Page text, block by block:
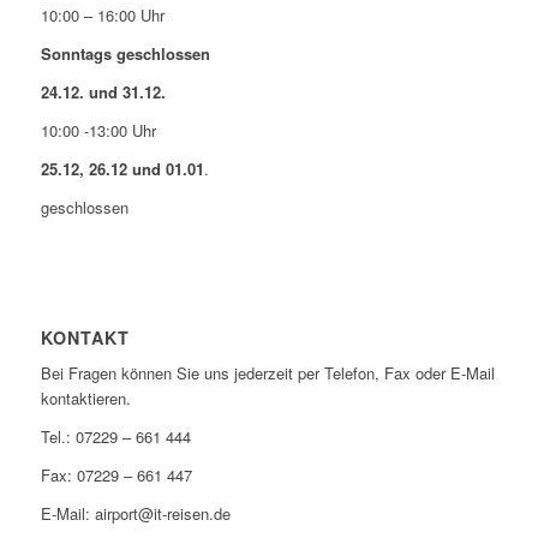
10:00 – 16:00 Uhr
Sonntags geschlossen
24.12. und 31.12.
10:00 -13:00 Uhr
25.12, 26.12 und 01.01.
geschlossen
KONTAKT
Bei Fragen können Sie uns jederzeit per Telefon, Fax oder E-Mail
kontaktieren.
Tel.: 07229 – 661 444
Fax: 07229 – 661 447
E-Mail: airport@it-reisen.de